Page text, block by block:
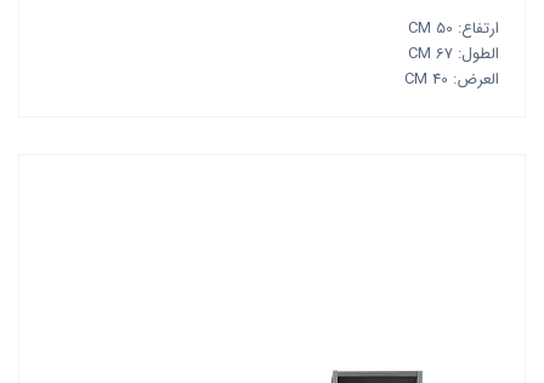
ارتفاع: 50 CM
الطول: 67 CM
العرض: 40 CM